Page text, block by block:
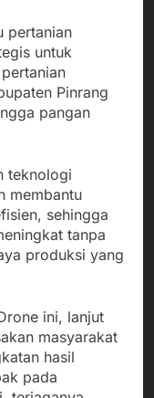
pertanian
untuk
Pinrang
pangan
teknologi
membantu
sehingga
tanpa
produksi yang
ini, lanjut
masyarakat
hasil
pada